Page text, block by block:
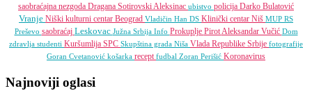
saobraćajna nezgoda Dragana SotirovskiAleksinac ubistvo policija Darko Bulatović
Vranje Niški kulturni centar Beograd Vladičin Han DS Klinički centar Niš MUP RS
Preševo saobraćaj Leskovac Južna Srbija Info Prokuplje PirotAleksandar Vučić Dom
zdravlja studenti Kuršumlija SPC Skupština grada Niša Vlada Republike Srbije fotografije
Goran Cvetanović košarka receptfudbal Zoran Perišić Koronavirus
Najnoviji oglasi